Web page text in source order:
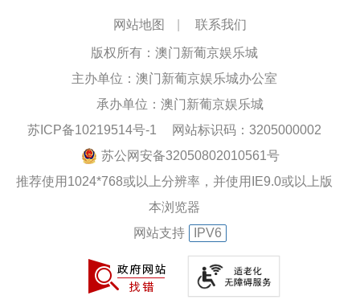
网站地图 联系我们
版权所有：澳门新葡京娱乐城
主办单位：澳门新葡京娱乐城办公室
承办单位：澳门新葡京娱乐城
苏ICP备10219514号-1
网站标识码：3205000002
苏公网安备32050802010561号
推荐使用1024*768或以上分辨率，并使用IE9.0或以上版
本浏览器
网站支持
IPV6